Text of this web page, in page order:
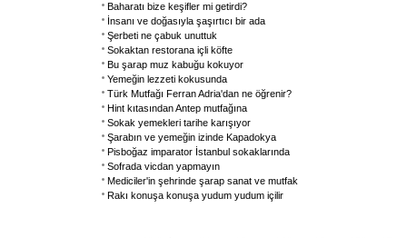
Baharatı bize keşifler mi getirdi?
İnsanı ve doğasıyla şaşırtıcı bir ada
Şerbeti ne çabuk unuttuk
Sokaktan restorana içli köfte
Bu şarap muz kabuğu kokuyor
Yemeğin lezzeti kokusunda
Türk Mutfağı Ferran Adria'dan ne öğrenir?
Hint kıtasından Antep mutfağına
Sokak yemekleri tarihe karışıyor
Şarabın ve yemeğin izinde Kapadokya
Pisboğaz imparator İstanbul sokaklarında
Sofrada vicdan yapmayın
Mediciler'in şehrinde şarap sanat ve mutfak
Rakı konuşa konuşa yudum yudum içilir